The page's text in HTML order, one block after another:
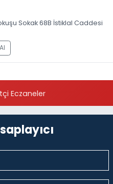
Sokak 68B İstiklal Caddesi
Eczaneler